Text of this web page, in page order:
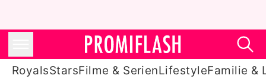
RoyalsStarsFilme & SerienLifestyleFamilie &